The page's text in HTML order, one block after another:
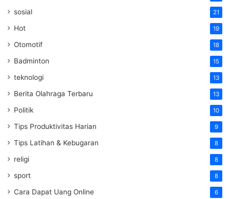
sosial 21
Hot 19
Otomotif 18
Badminton 15
teknologi 13
Berita Olahraga Terbaru 13
Politik 10
Tips Produktivitas Harian 9
Tips Latihan & Kebugaran 8
religi 8
sport 8
Cara Dapat Uang Online 6